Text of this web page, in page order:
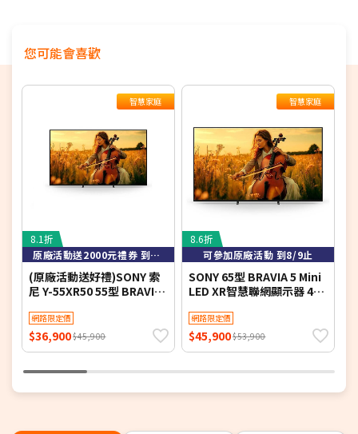
您可能會喜歡
智慧家庭
8.1折
原廠活動送2000元禮券 到8/9止
(原廠活動送好禮)SONY 索
尼 Y-55XR50 55型 BRAVIA
器
網路限定價
$36,900$45,900
智慧家庭
8.6折
可參加原廠活動 到8/9止
SONY 65型 BRAVIA 5 Mini
LED XR智慧聯網顯示器 4K
網路限定價
$45,900$53,900